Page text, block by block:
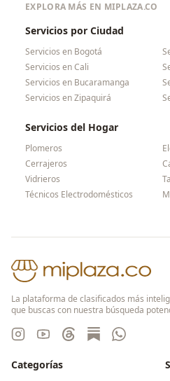
EXPLORA MÁS EN MIPLAZA.CO
Servicios por Ciudad
Servicios en Bogotá
Servicios enCali
Servicios en Bucaramanga
Servicios enZipaquirá
Servicios del Hogar
Plomeros
Cerrajeros
Vidrieros
Técnicos Electrodomésticos
La plataforma de clasificados más
que buscas con nuestra búsqueda
Categorías